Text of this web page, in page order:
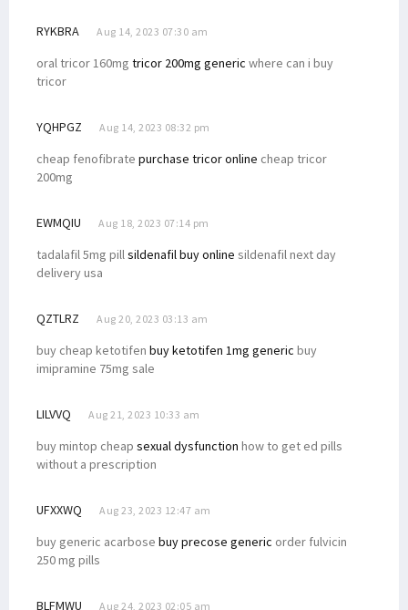
RYKBRA Aug 14, 2023 07:30 am
oral tricor 160mg tricor 200mg generic where can i buy
tricor
YQHPGZ Aug 14, 2023 08:32 pm
cheap fenofibrate purchase tricor online cheap tricor
200mg
EWMQIU Aug 18, 2023 07:14 pm
tadalafil 5mg pillsildenafil buy online sildenafil next day
delivery usa
QZTLRZ Aug 20, 2023 03:13 am
buy cheap ketotifen buy ketotifen 1mg generic buy
imipramine 75mg sale
LILVVQ Aug 21, 2023 10:33 am
buy mintop cheap sexual dysfunction how to get ed pills
without a prescription
UFXXWQ Aug 23, 2023 12:47 am
buy generic acarbose buy precose generic order fulvicin
250 mg pills
BLFMWU Aug 24, 2023 02:05 am